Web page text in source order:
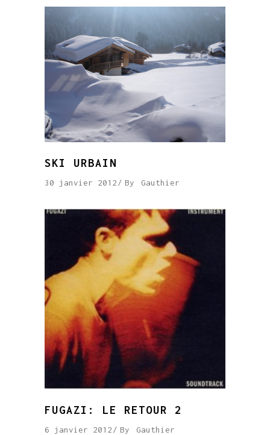
SKI URBAIN
30 janvier 2012 By Gauthier
FUGAZI: LE RETOUR 2
6 janvier 2012 By Gauthier